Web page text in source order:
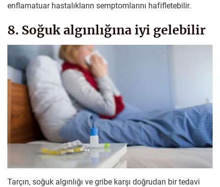
enflamatuar hastalıkların semptomlarını hafifletebilir.
8. Soğuk algınlığına iyi gelebilir
Tarçın, soğuk algınlığı ve gribe karşı doğrudan bir tedavi